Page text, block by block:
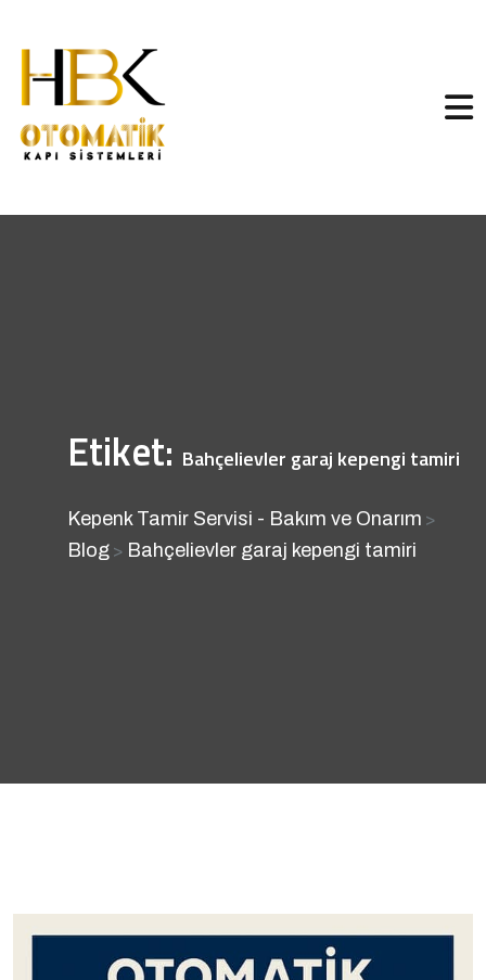
Etiket: Bahçelievler garaj kepengi tamiri
Kepenk Tamir Servisi - Bakım ve Onarım >
Blog > Bahçelievler garaj kepengi tamiri